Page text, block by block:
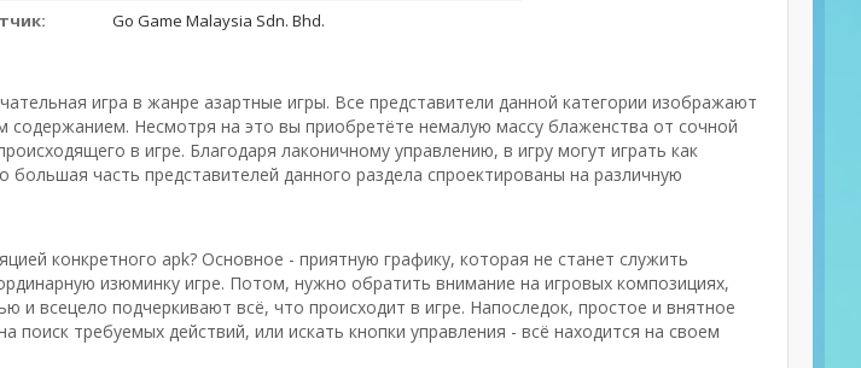
Go Game Malaysia Sdn. Bhd.
игра в жанре азартные игры. Все представители данной категории изображают
содержанием. Несмотря на это вы приобретёте немалую массу блаженства от сочной
в игре. Благодаря лаконичному управлению, в игру могут играть как
большая часть представителей данного раздела спроектированы на различную
конкретного apk? Основное - приятную графику, которая не станет служить
изюминку игре. Потом, нужно обратить внимание на игровых композициях,
и всецело подчеркивают всё, что происходит в игре. Напоследок, простое и внятное
поиск требуемых действий, или искать кнопки управления - всё находится на своем